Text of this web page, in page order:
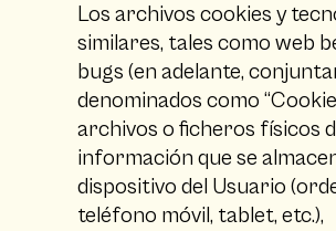
Los archivos cookies y
similares, tales como web
bugs (en adelante,
denominados como
archivos o ficheros físicos
información que se
dispositivo del Usuario
teléfono móvil, tablet, etc.),